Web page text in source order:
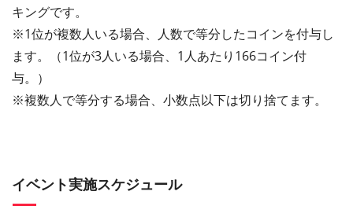
キングです。
※1位が複数人いる場合、人数で等分したコインを付与し
ます。（1位が3人いる場合、1人あたり166コイン付
与。）
※複数人で等分する場合、小数点以下は切り捨てます。
イベント実施スケジュール